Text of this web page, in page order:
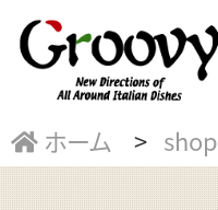
ホーム shop